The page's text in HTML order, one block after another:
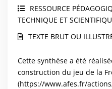
RESSOURCE
TECHNIQUE ET
TEXTE BRUT OU
Cette synthèse a été
construction du jeu de la
(https://www.afes.fr/